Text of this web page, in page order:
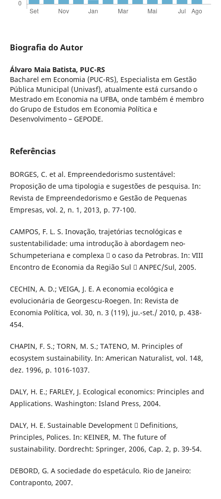
Biografia do Autor
Álvaro Maia Batista, PUC-RS
Bacharel em Economia (PUC-RS), Especialista em Gestão
Pública Municipal (Univasf), atualmente está cursando o
Mestrado em Economia na UFBA, onde também é membro
do Grupo de Estudos em Economia Política e
Desenvolvimento – GEPODE.
Referências
BORGES, C. et al. Empreendedorismo sustentável:
Proposição de uma tipologia e sugestões de pesquisa. In:
Revista de Empreendedorismo e Gestão de Pequenas
Empresas, vol. 2, n. 1, 2013, p. 77-100.
CAMPOS, F. L. S. Inovação, trajetórias tecnológicas e
sustentabilidade: uma introdução à abordagem neo-
Schumpeteriana e complexa  o caso da Petrobras. In: VIII
Encontro de Economia da Região Sul  ANPEC/Sul, 2005.
CECHIN, A. D.; VEIGA, J. E. A economia ecológica e
evolucionária de Georgescu-Roegen. In: Revista de
Economia Política, vol. 30, n. 3 (119), ju.-set./ 2010, p. 438-
454.
CHAPIN, F. S.; TORN, M. S.; TATENO, M. Principles of
ecosystem sustainability. In: American Naturalist, vol. 148,
dez. 1996, p. 1016-1037.
DALY, H. E.; FARLEY, J. Ecological economics: Principles and
Applications. Washington: Island Press, 2004.
DALY, H. E. Sustainable Development  Definitions,
Principles, Polices. In: KEINER, M. The future of
sustainability. Dordrecht: Springer, 2006, Cap. 2, p. 39-54.
DEBORD, G. A sociedade do espetáculo. Rio de Janeiro:
Contraponto, 2007.